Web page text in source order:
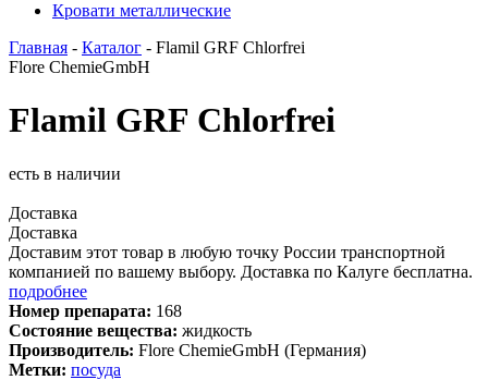
Кровати металлические
Главная - Каталог - Flamil GRF Chlorfrei
Flore ChemieGmbH
Flamil GRF Chlorfrei
есть в наличии
Доставка
Доставка
Доставим этот товар в любую точку России транспортной
компанией по вашему выбору. Доставка по Калуге бесплатна.
подробнее
Номер препарата: 168
Состояние вещества: жидкость
Производитель: Flore ChemieGmbH (Германия)
Метки: посуда